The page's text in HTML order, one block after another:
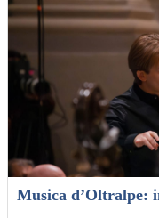
Musica d’Oltralpe: